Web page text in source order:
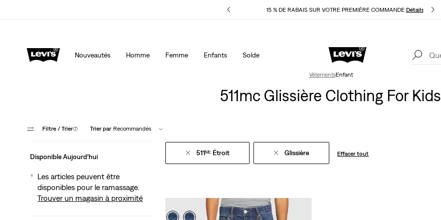
15 % DE RABAIS SUR VOTRE PREMIÈRE COMMANDE Détails
40 % DE RABAIS ADDITIONNEL SUR LES SOLDES. Appliqué
Nouveautés Homme Femme Enfants Solde40 % DE RABAIS ADDITIONNEL SUR LES SOLDES. Appliqué
automatiquement à la caisse.
Détails
VêtementsEnfant
511mc Glissière Clothing For Kids
Filtre / Trier(2) Trier par Recommandés
Disponible Aujourd’hui
Les articles peuvent être
disponibles pour le ramassage.
Trouver un magasin à proximité
511ᴹᶜ Étroit Glissière Effacer tout